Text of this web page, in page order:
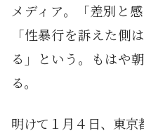
メディア。「差別と
「性暴行を訴えた側
る」という。もはや
る。
明けて１月４日、東